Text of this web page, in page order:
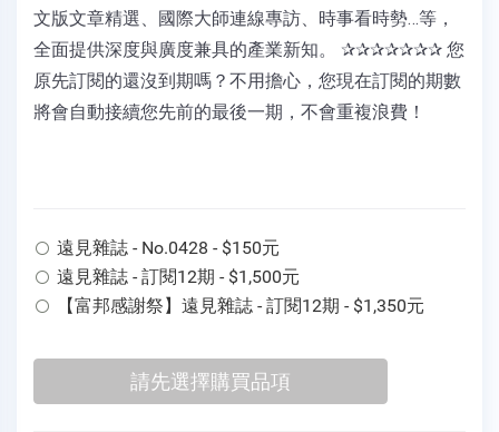
文版文章精選、國際大師連線專訪、時事看時勢…等，
全面提供深度與廣度兼具的產業新知。 ✰✰✰✰✰✰✰ 您
原先訂閱的還沒到期嗎？不用擔心，您現在訂閱的期數
將會自動接續您先前的最後一期，不會重複浪費！
遠見雜誌 - No.0428 - $150元
遠見雜誌 - 訂閱12期 - $1,500元
【富邦感謝祭】遠見雜誌 - 訂閱12期 - $1,350元